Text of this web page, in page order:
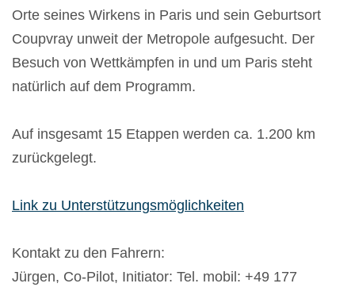
Orte seines Wirkens in Paris und sein Geburtsort
Coupvray unweit der Metropole aufgesucht. Der
Besuch von Wettkämpfen in und um Paris steht
natürlich auf dem Programm.
Auf insgesamt 15 Etappen werden ca. 1.200 km
zurückgelegt.
Link zu Unterstützungsmöglichkeiten
Kontakt zu den Fahrern:
Jürgen, Co-Pilot, Initiator: Tel. mobil: +49 177